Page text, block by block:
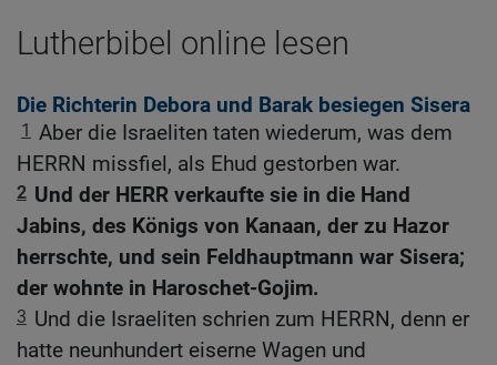
Lutherbibel online lesen
Die Richterin Debora und Barak besiegen Sisera
1 Aber die Israeliten taten wiederum, was dem
HERRN missfiel, als Ehud gestorben war.
2 Und der HERR verkaufte sie in die Hand
Jabins, des Königs von Kanaan, der zu Hazor
herrschte, und sein Feldhauptmann war Sisera;
der wohnte in Haroschet-Gojim.
3 Und die Israeliten schrien zum HERRN, denn er
hatte neunhundert eiserne Wagen und